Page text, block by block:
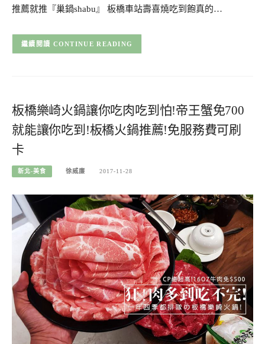
推薦就推『巢鍋shabu』 板橋車站壽喜燒吃到飽真的…
CONTINUE READING
板橋樂崎火鍋讓你吃肉吃到怕!帝王蟹免700
就能讓你吃到!板橋火鍋推薦!免服務費可刷
卡
新北-美食 徐威廉 2017-11-28